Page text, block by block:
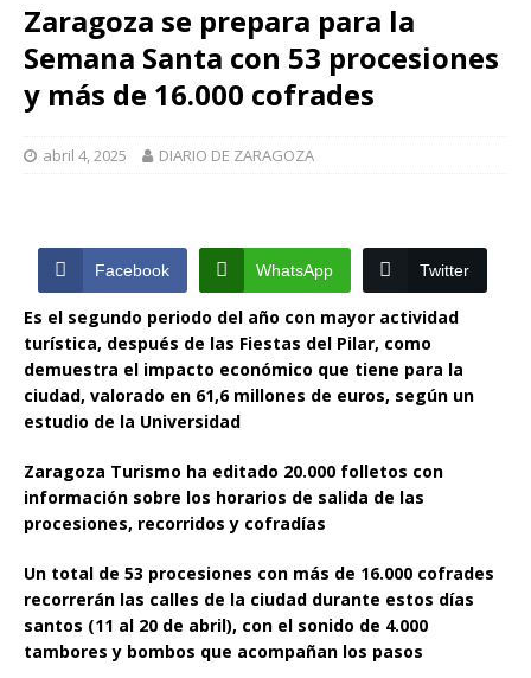
Zaragoza se prepara para la
Semana Santa con 53 procesiones
y más de 16.000 cofrades
abril 4, 2025 DIARIO DE ZARAGOZA
Facebook WhatsApp Twitter
Es el segundo periodo del año con mayor actividad
turística, después de las Fiestas del Pilar, como
demuestra el impacto económico que tiene para la
ciudad, valorado en 61,6 millones de euros, según un
estudio de la Universidad
Zaragoza Turismo ha editado 20.000 folletos con
información sobre los horarios de salida de las
procesiones, recorridos y cofradías
Un total de 53 procesiones con más de 16.000 cofrades
recorrerán las calles de la ciudad durante estos días
santos (11 al 20 de abril), con el sonido de 4.000
tambores y bombos que acompañan los pasos